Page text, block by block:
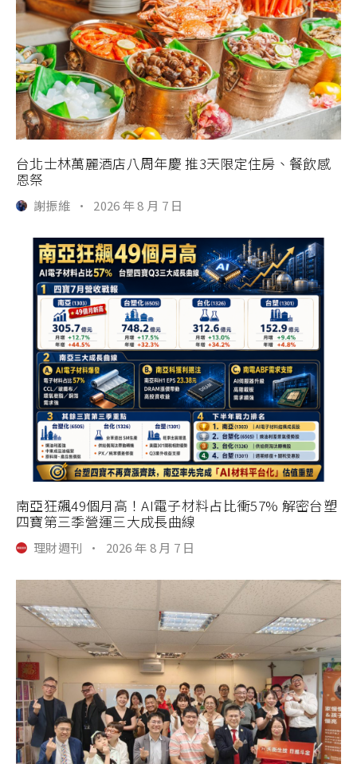
台北士林萬麗酒店八周年慶 推3天限定住房、餐飲感
恩祭
謝振維 · 2026 年 8 月 7 日
南亞狂飆49個月高！AI電子材料占比衝57% 解密台塑
四寶第三季營運三大成長曲線
理財週刊 · 2026 年 8 月 7 日